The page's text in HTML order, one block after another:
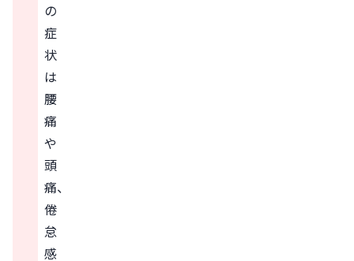
の
症
状
は
腰
痛
や
頭
痛、
倦
怠
感